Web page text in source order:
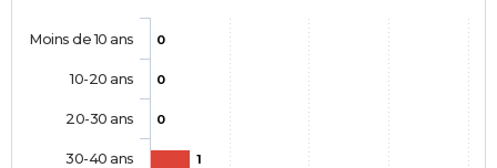
0
0
0
1
Moins de 10 ans
10-20 ans
20-30 ans
30-40 ans